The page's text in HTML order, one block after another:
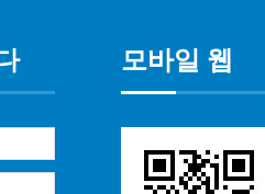
모바일 웹